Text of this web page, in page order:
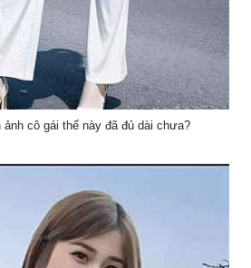
ảnh cô gái thế này đã đủ dài chưa?